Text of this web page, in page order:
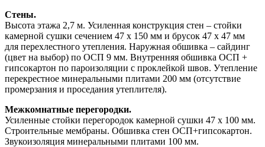
Стены.
Высота этажа 2,7 м. Усиленная конструкция стен – стойки
камерной сушки сечением 47 х 150 мм и брусок 47 х 47 мм
для перехлестного утепления. Наружная обшивка – сайдинг
(цвет на выбор) по ОСП 9 мм. Внутренняя обшивка ОСП +
гипсокартон по пароизоляции с проклейкой швов. Утепление
перекрестное минеральными плитами 200 мм (отсутствие
промерзания и проседания утеплителя).
Межкомнатные перегородки.
Усиленные стойки перегородок камерной сушки 47 х 100 мм.
Строительные мембраны. Обшивка стен ОСП+гипсокартон.
Звукоизоляция минеральными плитами 100 мм.